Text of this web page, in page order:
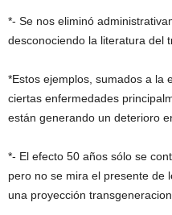
*- Se nos eliminó
desconociendo la literatura del
*Estos ejemplos, sumados a la
ciertas enfermedades
están generando un deterioro
*- El efecto 50 años sólo se
pero no se mira el presente de
una proyección